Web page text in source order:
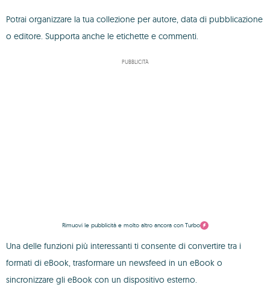
Potrai organizzare la tua collezione per autore, data di pubblicazione
o editore. Supporta anche le etichette e commenti.
PUBBLICITÀ
Rimuovi le pubblicità e molto altro ancora con Turbo
Una delle funzioni più interessanti ti consente di convertire tra i
formati di eBook, trasformare un newsfeed in un eBook o
sincronizzare gli eBook con un dispositivo esterno.